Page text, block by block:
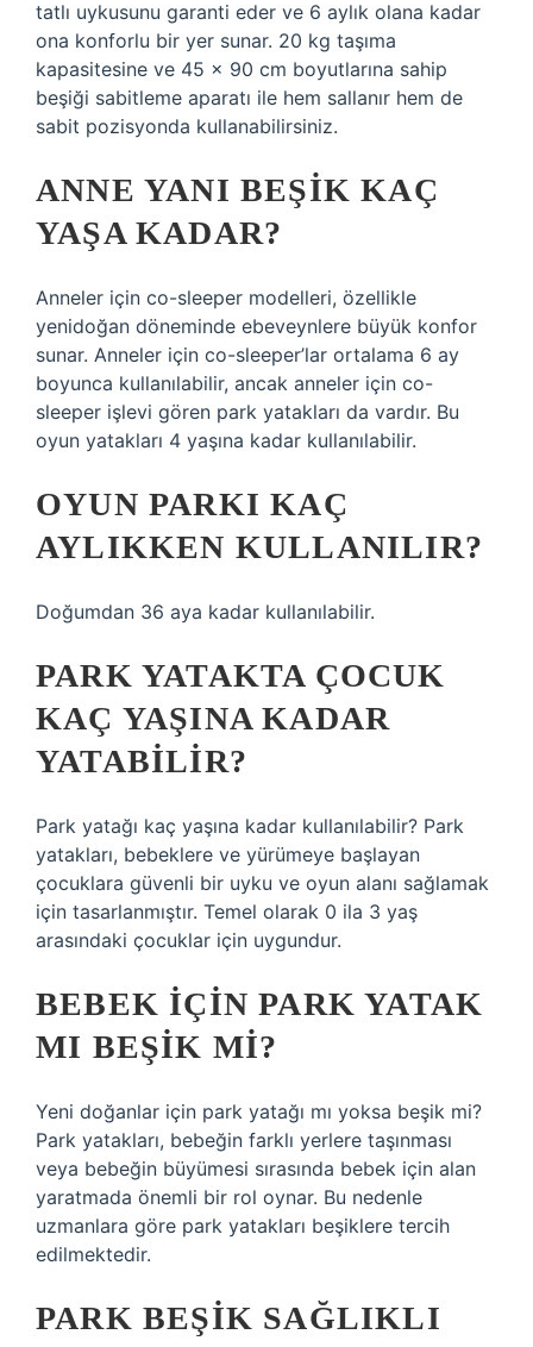
tatlı uykusunu garanti eder ve 6 aylık olana kadar
ona konforlu bir yer sunar. 20 kg taşıma
kapasitesine ve 45 x 90 cm boyutlarına sahip
beşiği sabitleme aparatı ile hem sallanır hem de
sabit pozisyonda kullanabilirsiniz.
ANNE YANI BEŞIK KAÇ
YAŞA KADAR?
Anneler için co-sleeper modelleri, özellikle
yenidoğan döneminde ebeveynlere büyük konfor
sunar. Anneler için co-sleeper’lar ortalama 6 ay
boyunca kullanılabilir, ancak anneler için co-
sleeper işlevi gören park yatakları da vardır. Bu
oyun yatakları 4 yaşına kadar kullanılabilir.
OYUN PARKI KAÇ
AYLIKKEN KULLANILIR?
Doğumdan 36 aya kadar kullanılabilir.
PARK YATAKTA ÇOCUK
KAÇ YAŞINA KADAR
YATABILIR?
Park yatağı kaç yaşına kadar kullanılabilir? Park
yatakları, bebeklere ve yürümeye başlayan
çocuklara güvenli bir uyku ve oyun alanı sağlamak
için tasarlanmıştır. Temel olarak 0 ila 3 yaş
arasındaki çocuklar için uygundur.
BEBEK IÇIN PARK YATAK
MI BEŞIK MI?
Yeni doğanlar için park yatağı mı yoksa beşik mi?
Park yatakları, bebeğin farklı yerlere taşınması
veya bebeğin büyümesi sırasında bebek için alan
yaratmada önemli bir rol oynar. Bu nedenle
uzmanlara göre park yatakları beşiklere tercih
edilmektedir.
PARK BEŞIK SAĞLIKLI